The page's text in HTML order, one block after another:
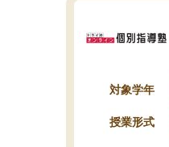
対象学年
授業形式